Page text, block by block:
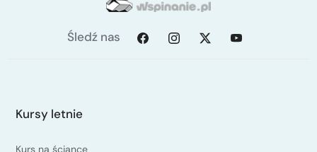
Śledź nas
Kursy letnie
Kurs na ściance